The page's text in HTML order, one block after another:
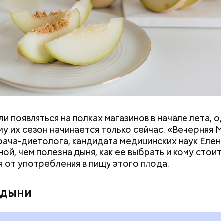
пьяного
праздники
и мире 5
и мире 4 августа
появляться на полках магазинов в начале лета,
их сезон начинается только сейчас. «Вечерняя
диетолога, кандидата медицинских наук
чем полезна дыня, как ее выбрать и кому стоит
от употребления в пищу этого плода.